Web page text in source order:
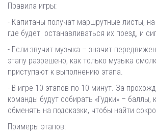
Правила игры:
- Капитаны получат маршрутные листы, на
где будет останавливаться их поезд, и
- Если звучит музыка – значит
этапу разрешено, как только музыка
приступают к выполнению этапа.
- В игре 10 этапов по 10 минут. За
команды будут собирать «Гудки» –
обменять на подсказки, чтобы найти
Примеры этапов: